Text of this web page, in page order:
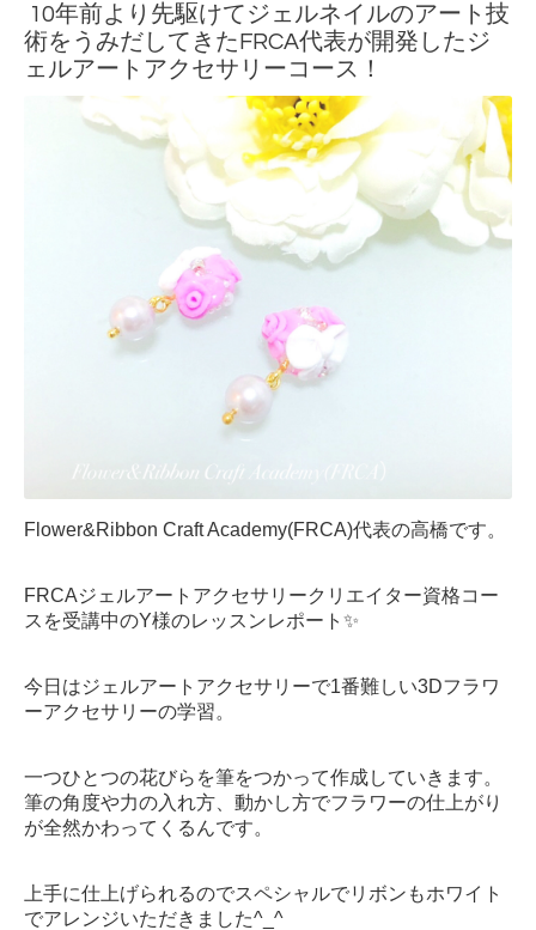
10年前より先駆けてジェルネイルのアート技
術をうみだしてきたFRCA代表が開発したジ
ェルアートアクセサリーコース！
Flower&Ribbon Craft Academy(FRCA)代表の高橋です。
FRCAジェルアートアクセサリークリエイター資格コー
スを受講中のY様のレッスンレポート✨
今日はジェルアートアクセサリーで1番難しい3Dフラワ
ーアクセサリーの学習。
一つひとつの花びらを筆をつかって作成していきます。
筆の角度や力の入れ方、動かし方でフラワーの仕上がり
が全然かわってくるんです。
上手に仕上げられるのでスペシャルでリボンもホワイト
でアレンジいただきました^_^